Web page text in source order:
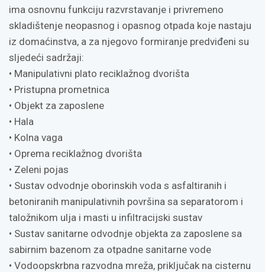
ima osnovnu funkciju razvrstavanje i privremeno
skladištenje neopasnog i opasnog otpada koje nastaju
iz domaćinstva, a za njegovo formiranje predviđeni su
sljedeći sadržaji:
• Manipulativni plato reciklažnog dvorišta
• Pristupna prometnica
• Objekt za zaposlene
• Hala
• Kolna vaga
• Oprema reciklažnog dvorišta
• Zeleni pojas
• Sustav odvodnje oborinskih voda s asfaltiranih i
betoniranih manipulativnih površina sa separatorom i
taložnikom ulja i masti u infiltracijski sustav
• Sustav sanitarne odvodnje objekta za zaposlene sa
sabirnim bazenom za otpadne sanitarne vode
• Vodoopskrbna razvodna mreža, priključak na cisternu